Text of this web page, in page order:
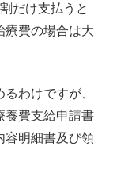
だけ支払うと
療費の場合は大
わけですが、
養費支給申請書
容明細書及び領